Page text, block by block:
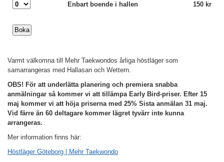
Enbart boende i hallen 150 kr
Varmt välkomna till Mehr Taekwondos årliga höstläger som
samarrangeras med Hallasan och Wettern.
OBS! För att underlätta planering och premiera snabba
anmälningar så kommer vi att tillämpa Early Bird-priser. Efter 15
maj kommer vi att höja priserna med 25% Sista anmälan 31 maj.
Vid färre än 60 deltagare kommer lägret tyvärr inte kunna
arrangeras.
Mer information finns här:
Höstläger Göteborg | Mehr Taekwondo